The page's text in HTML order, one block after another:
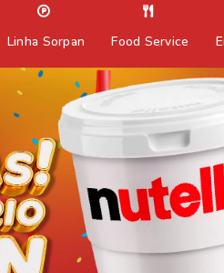
Linha Sorpan Food Service